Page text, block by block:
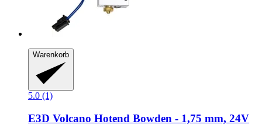
Warenkorb
5.0 (1)
E3D Volcano Hotend Bowden -​ 1,75 mm, 24V